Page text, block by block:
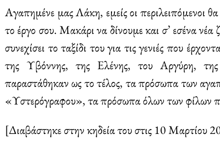
Αγαπημένε μας Λάκη, εμείς οι περιλειπόμενοι
το έργο σου. Μακάρι να δίνουμε και σ’ εσένα νέα
συνεχίσει το ταξίδι του για τις γενιές που
της Υβόννης, της Ελένης, του Αργύρη,
παραστάθηκαν ως το τέλος, τα πρόσωπα των
«Υστερόγραφου», τα πρόσωπα όλων των φίλων
[Διαβάστηκε στην κηδεία του στις 10 Μαρτίου